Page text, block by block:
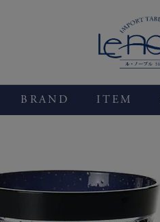
BRAND ITEM